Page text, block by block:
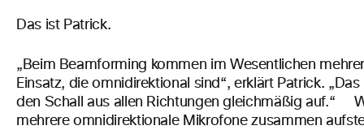
Das ist Patrick.
„Beim Beamforming kommen im Wesentlichen
Einsatz, die omnidirektional sind“, erklärt Patrick.
den Schall aus allen Richtungen gleichmäßig auf.“
mehrere omnidirektionale Mikrofone zusammen